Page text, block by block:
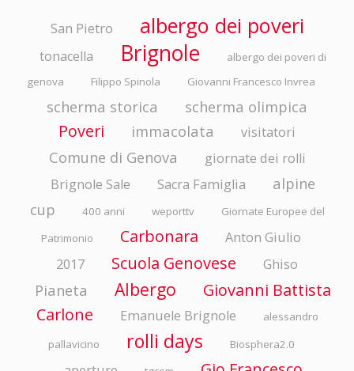
San Pietro albergo dei poveri
tonacella Brignole
albergo dei poveri di
genova
Filippo Spinola Giovanni Francesco Invrea
scherma storica scherma olimpica
Poveri immacolata visitatori
Comune di Genova
giornate dei rolli
Brignole Sale
Sacra Famiglia
alpine
cup
400 anni weporttv
Giornate Europee del
Patrimonio
Carbonara
Anton Giulio
2017
Scuola Genovese Ghiso
Pianeta Albergo
Giovanni Battista
Carlone
Emanuele Brignole
alessandro
pallavicino
rolli days Biosphera2.0